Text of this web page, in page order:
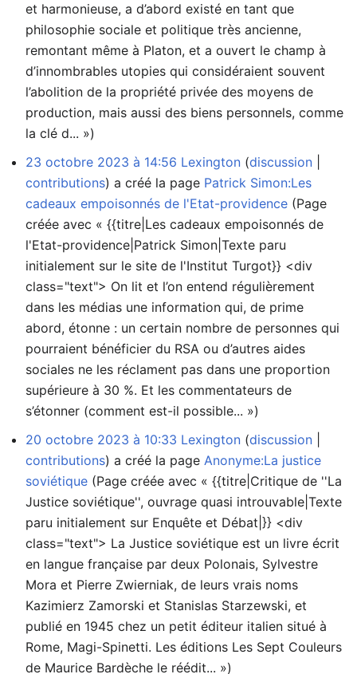
et harmonieuse, a d’abord existé en tant que
philosophie sociale et politique très ancienne,
remontant même à Platon, et a ouvert le champ à
d’innombrables utopies qui considéraient souvent
l’abolition de la propriété privée des moyens de
production, mais aussi des biens personnels, comme
la clé d... »)
23 octobre 2023 à 14:56 Lexington discussion
contributions a créé la page Patrick Simon:Les
cadeaux empoisonnés de l'Etat-providence (Page
créée avec « {{titre|Les cadeaux empoisonnés de
l'Etat-providence|Patrick Simon|Texte paru
initialement sur le site de l'Institut Turgot}} <div
class="text"> On lit et l’on entend régulièrement
dans les médias une information qui, de prime
abord, étonne : un certain nombre de personnes qui
pourraient bénéficier du RSA ou d’autres aides
sociales ne les réclament pas dans une proportion
supérieure à 30 %. Et les commentateurs de
s’étonner (comment est-il possible... »)
20 octobre 2023 à 10:33 Lexington discussion
contributions a créé la page Anonyme:La justice
soviétique (Page créée avec « {{titre|Critique de ''La
Justice soviétique'', ouvrage quasi introuvable|Texte
paru initialement sur Enquête et Débat|}} <div
class="text"> La Justice soviétique est un livre écrit
en langue française par deux Polonais, Sylvestre
Mora et Pierre Zwierniak, de leurs vrais noms
Kazimierz Zamorski et Stanislas Starzewski, et
publié en 1945 chez un petit éditeur italien situé à
Rome, Magi-Spinetti. Les éditions Les Sept Couleurs
de Maurice Bardèche le réédit... »)